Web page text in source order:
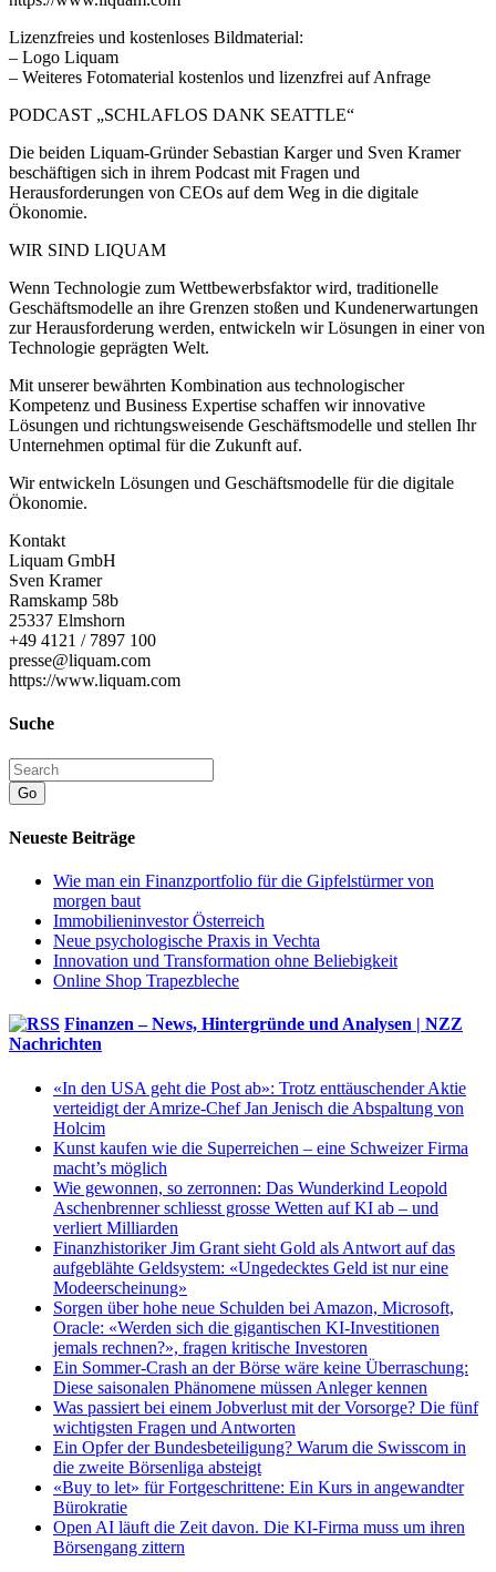
Lizenzfreies und kostenloses Bildmaterial:
– Logo Liquam
– Weiteres Fotomaterial kostenlos und lizenzfrei auf Anfrage
PODCAST „SCHLAFLOS DANK SEATTLE“
Die beiden Liquam-Gründer Sebastian Karger und Sven Kramer
beschäftigen sich in ihrem Podcast mit Fragen und
Herausforderungen von CEOs auf dem Weg in die digitale
Ökonomie.
WIR SIND LIQUAM
Wenn Technologie zum Wettbewerbsfaktor wird, traditionelle
Geschäftsmodelle an ihre Grenzen stoßen und Kundenerwartungen
zur Herausforderung werden, entwickeln wir Lösungen in einer von
Technologie geprägten Welt.
Mit unserer bewährten Kombination aus technologischer
Kompetenz und Business Expertise schaffen wir innovative
Lösungen und richtungsweisende Geschäftsmodelle und stellen Ihr
Unternehmen optimal für die Zukunft auf.
Wir entwickeln Lösungen und Geschäftsmodelle für die digitale
Ökonomie.
Kontakt
Liquam GmbH
Sven Kramer
Ramskamp 58b
25337 Elmshorn
+49 4121 / 7897 100
presse@liquam.com
https://www.liquam.com
Suche
Go
Neueste Beiträge
Wie man ein Finanzportfolio für die Gipfelstürmer von
morgen baut
Immobilieninvestor Österreich
Neue psychologische Praxis in Vechta
Innovation und Transformation ohne Beliebigkeit
Online Shop Trapezbleche
Finanzen – News, Hintergründe und Analysen | NZZ
Nachrichten
«In den USA geht die Post ab»: Trotz enttäuschender Aktie
verteidigt der Amrize-Chef Jan Jenisch die Abspaltung von
Holcim
Kunst kaufen wie die Superreichen – eine Schweizer Firma
macht’s möglich
Wie gewonnen, so zerronnen: Das Wunderkind Leopold
Aschenbrenner schliesst grosse Wetten auf KI ab – und
verliert Milliarden
Finanzhistoriker Jim Grant sieht Gold als Antwort auf das
aufgeblähte Geldsystem: «Ungedecktes Geld ist nur eine
Modeerscheinung»
Sorgen über hohe neue Schulden bei Amazon, Microsoft,
Oracle: «Werden sich die gigantischen KI-Investitionen
jemals rechnen?», fragen kritische Investoren
Ein Sommer-Crash an der Börse wäre keine Überraschung:
Diese saisonalen Phänomene müssen Anleger kennen
Was passiert bei einem Jobverlust mit der Vorsorge? Die fünf
wichtigsten Fragen und Antworten
Ein Opfer der Bundesbeteiligung? Warum die Swisscom in
die zweite Börsenliga absteigt
«Buy to let» für Fortgeschrittene: Ein Kurs in angewandter
Bürokratie
Open AI läuft die Zeit davon. Die KI-Firma muss um ihren
Börsengang zittern